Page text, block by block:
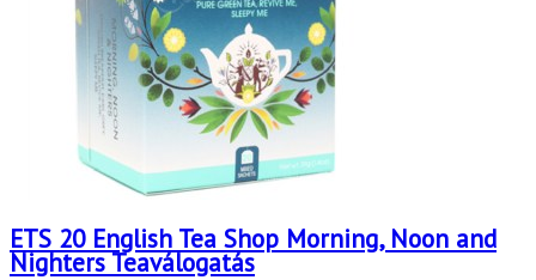
ETS 20 English Tea Shop Morning, Noon and
Nighters Teaválogatás